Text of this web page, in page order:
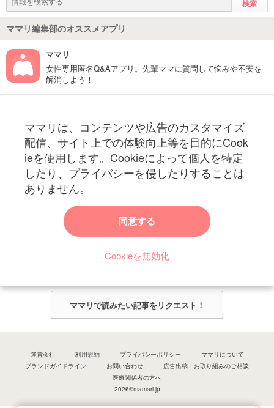
ママリ編集部のオススメアプリ
ママリ
女性専用匿名Q&Aアプリ。先輩ママに質問して悩みや不安を
解消しよう！
ママリは、コンテンツや広告のカスタマイズ
配信、サイト上での体験向上等を目的にCook
ieを使用します。Cookieによって個人を特定
したり、プライバシーを侵したりすることは
ありません。
同意する
Cookieを無効化
妊娠〜子育て中のお役立ち情報を配信中
ママリからのお知らせ
ママリ編集部がみなさんのご意見をもとに記事を作成させていただきま
ママリで読みたい記事をリクエスト！
運営会社 利用規約 プライバシーポリシー
ママリについて
ブランドガイドライン
お問い合わせ
広告出稿・お取り組みのご相談
医療関係者の方へ
2026©mamari.jp